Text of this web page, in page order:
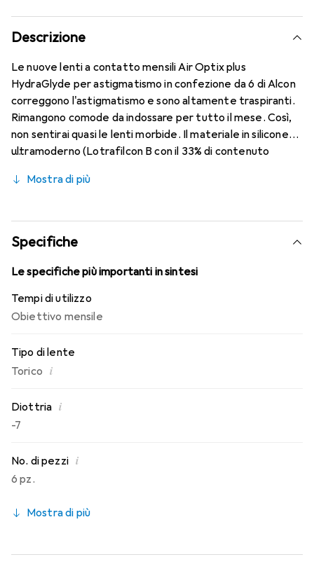
Descrizione
Le nuove lenti a contatto mensili Air Optix plus
HydraGlyde per astigmatismo in confezione da 6 di Alcon
correggono l'astigmatismo e sono altamente traspiranti.
Rimangono comode da indossare per tutto il mese. Così,
non sentirai quasi le lenti morbide. Il materiale in silicone
ultramoderno (Lotrafilcon B con il 33% di contenuto
Moisture Matrix e la nota tecnologia SmartShield,
conosci. Un comfort duraturo e senza interruzioni per
tutto il giorno con le lenti mensili.
Mostra di più
Specifiche
Le specifiche più importanti in sintesi
Tempi di utilizzo
Obiettivo mensile
Tipo di lente
Torico i
Diottria i
-7
No. di pezzi i
6 pz.
Mostra di più